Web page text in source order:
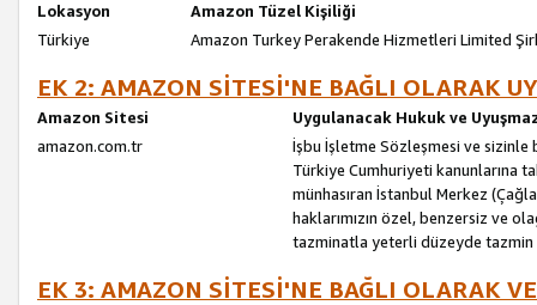
Lokasyon
Amazon Tüzel Kişiliği
Türkiye
Amazon Turkey Perakende Hizmetleri Limited
EK 2: AMAZON SİTESİ'NE BAĞLI OLARAK
Amazon Sitesi
Uygulanacak Hukuk ve
amazon.com.tr
İşbu İşletme Sözleşmesi ve sizinle
Türkiye Cumhuriyeti kanunlarına
münhasıran İstanbul Merkez
haklarımızın özel, benzersiz ve
tazminatla yeterli düzeyde
EK 3: AMAZON SİTESİ'NE BAĞLI OLARAK